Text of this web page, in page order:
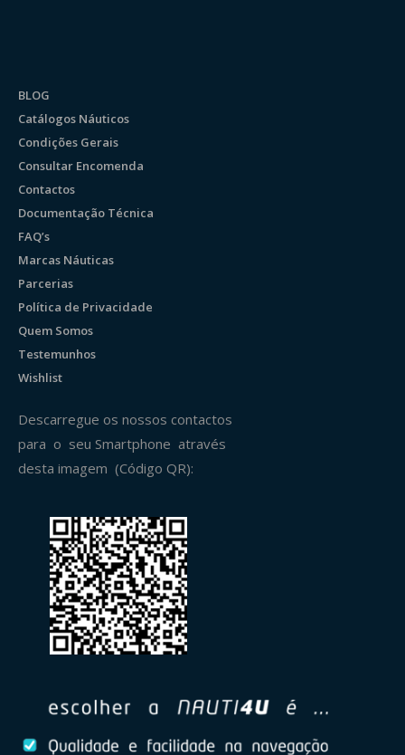
BLOG
Catálogos Náuticos
Condições Gerais
Consultar Encomenda
Contactos
Documentação Técnica
FAQ’s
Marcas Náuticas
Parcerias
Política de Privacidade
Quem Somos
Testemunhos
Wishlist
Descarregue os nossos contactos
para o seu Smartphone através
desta imagem (Código QR):